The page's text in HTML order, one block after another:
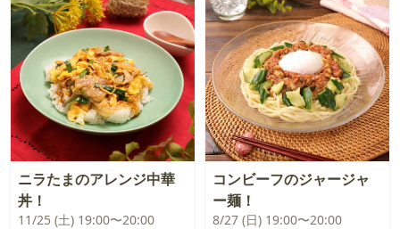
ニラたまのアレンジ中華
丼！
11/25 (土) 19:00〜20:00
コンビーフのジャージャ
ー麺！
8/27 (日) 19:00〜20:00